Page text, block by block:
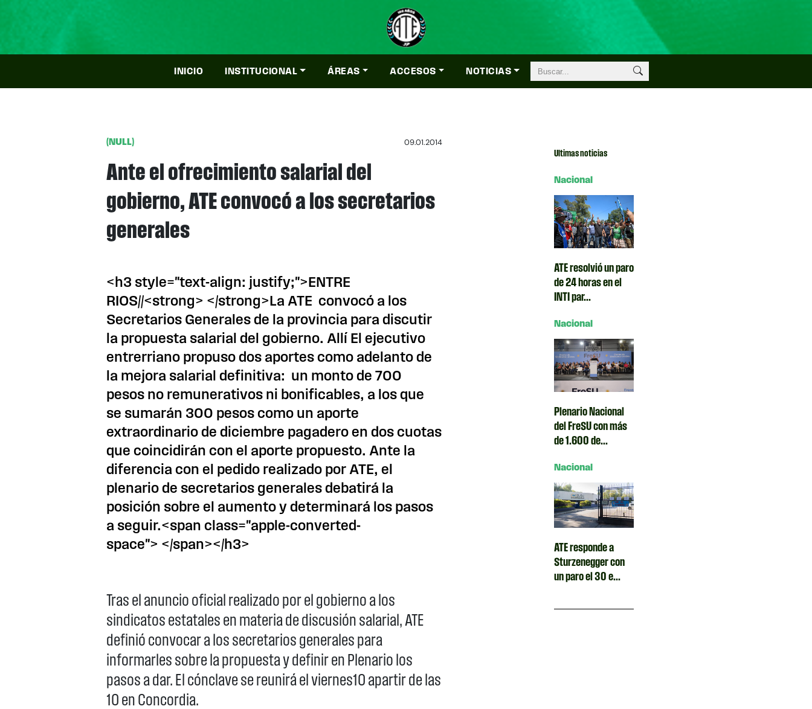
INICIO INSTITUCIONAL ÁREAS ACCESOS NOTICIAS
(NULL) 09.01.2014
Ante el ofrecimiento salarial del
gobierno, ATE convocó a los secretarios
generales
<h3 style="text-align: justify;">ENTRE
RIOS//<strong> </strong>La ATE convocó a los
Secretarios Generales de la provincia para discutir
la propuesta salarial del gobierno. Allí El ejecutivo
entrerriano propuso dos aportes como adelanto de
la mejora salarial definitiva: un monto de 700
pesos no remunerativos ni bonificables, a los que
se sumarán 300 pesos como un aporte
extraordinario de diciembre pagadero en dos cuotas
que coincidirán con el aporte propuesto. Ante la
diferencia con el pedido realizado por ATE, el
plenario de secretarios generales debatirá la
posición sobre el aumento y determinará los pasos
a seguir.<span class="apple-converted-
space"> </span></h3>
Tras el anuncio oficial realizado por el gobierno a los
sindicatos estatales en materia de discusión salarial, ATE
definió convocar a los secretarios generales para
informarles sobre la propuesta y definir en Plenario los
pasos a dar. El cónclave se reunirá el viernes10 apartir de las
10 en Concordia.
Ultimas noticias
Nacional
ATE resolvió un paro
de 24 horas en el
INTI par...
Nacional
Plenario Nacional
del FreSU con más
de 1.600 de...
Nacional
ATE responde a
Sturzenegger con
un paro el 30 e...